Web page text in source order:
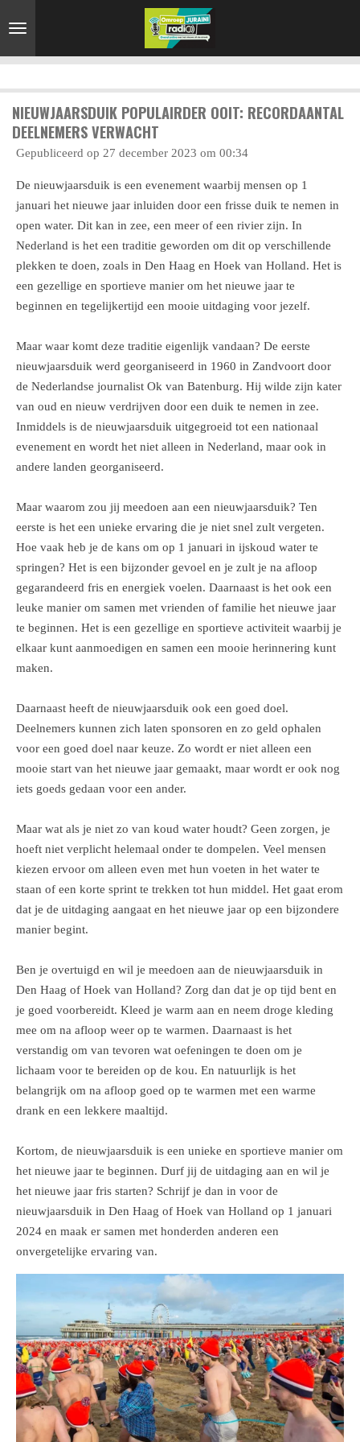
direct
naar
NIEUWJAARSDUIK POPULAIRDER OOIT: RECORDAANTAL
DEELNEMERS VERWACHT
Gepubliceerd op 27 december 2023 om 00:34
De nieuwjaarsduik is een evenement waarbij mensen op 1
januari het nieuwe jaar inluiden door een frisse duik te nemen in
open water. Dit kan in zee, een meer of een rivier zijn. In
Nederland is het een traditie geworden om dit op verschillende
plekken te doen, zoals in Den Haag en Hoek van Holland. Het is
een gezellige en sportieve manier om het nieuwe jaar te
beginnen en tegelijkertijd een mooie uitdaging voor jezelf.
Maar waar komt deze traditie eigenlijk vandaan? De eerste
nieuwjaarsduik werd georganiseerd in 1960 in Zandvoort door
de Nederlandse journalist Ok van Batenburg. Hij wilde zijn kater
van oud en nieuw verdrijven door een duik te nemen in zee.
Inmiddels is de nieuwjaarsduik uitgegroeid tot een nationaal
evenement en wordt het niet alleen in Nederland, maar ook in
andere landen georganiseerd.
Maar waarom zou jij meedoen aan een nieuwjaarsduik? Ten
eerste is het een unieke ervaring die je niet snel zult vergeten.
Hoe vaak heb je de kans om op 1 januari in ijskoud water te
springen? Het is een bijzonder gevoel en je zult je na afloop
gegarandeerd fris en energiek voelen. Daarnaast is het ook een
leuke manier om samen met vrienden of familie het nieuwe jaar
te beginnen. Het is een gezellige en sportieve activiteit waarbij je
elkaar kunt aanmoedigen en samen een mooie herinnering kunt
maken.
Daarnaast heeft de nieuwjaarsduik ook een goed doel.
Deelnemers kunnen zich laten sponsoren en zo geld ophalen
voor een goed doel naar keuze. Zo wordt er niet alleen een
mooie start van het nieuwe jaar gemaakt, maar wordt er ook nog
iets goeds gedaan voor een ander.
Maar wat als je niet zo van koud water houdt? Geen zorgen, je
hoeft niet verplicht helemaal onder te dompelen. Veel mensen
kiezen ervoor om alleen even met hun voeten in het water te
staan of een korte sprint te trekken tot hun middel. Het gaat erom
dat je de uitdaging aangaat en het nieuwe jaar op een bijzondere
manier begint.
Ben je overtuigd en wil je meedoen aan de nieuwjaarsduik in
Den Haag of Hoek van Holland? Zorg dan dat je op tijd bent en
je goed voorbereidt. Kleed je warm aan en neem droge kleding
mee om na afloop weer op te warmen. Daarnaast is het
verstandig om van tevoren wat oefeningen te doen om je
lichaam voor te bereiden op de kou. En natuurlijk is het
belangrijk om na afloop goed op te warmen met een warme
drank en een lekkere maaltijd.
Kortom, de nieuwjaarsduik is een unieke en sportieve manier om
het nieuwe jaar te beginnen. Durf jij de uitdaging aan en wil je
het nieuwe jaar fris starten? Schrijf je dan in voor de
nieuwjaarsduik in Den Haag of Hoek van Holland op 1 januari
2024 en maak er samen met honderden anderen een
onvergetelijke ervaring van.